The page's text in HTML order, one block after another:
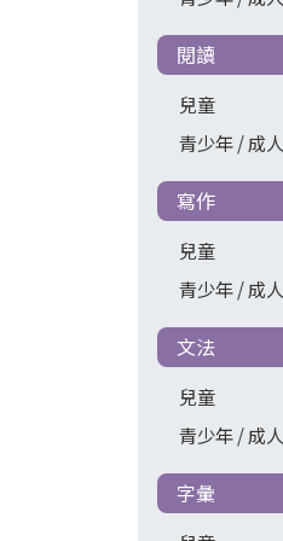
閱讀
兒童
青少年 / 成人
寫作
兒童
青少年 / 成人
文法
兒童
青少年 / 成人
字彙